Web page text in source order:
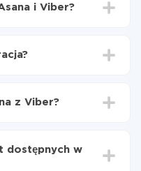
i Viber?
średnio 10-15
z Viber?
faktycznie jest
systemów do
dostępnych w